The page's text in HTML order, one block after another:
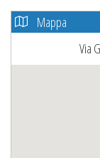
Mappa
Via